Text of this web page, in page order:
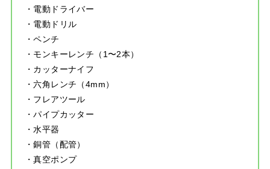
・電動ドライバー
・電動ドリル
・ペンチ
・モンキーレンチ（1〜2本）
・カッターナイフ
・六角レンチ（4mm）
・フレアツール
・パイプカッター
・水平器
・銅管（配管）
・真空ポンプ